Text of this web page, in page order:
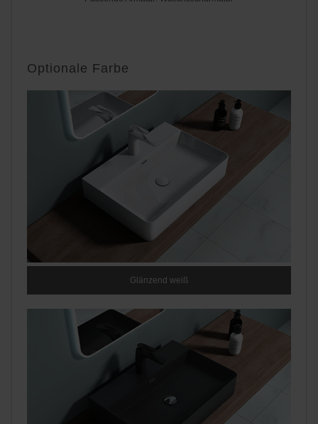
Optionale Farbe
Glänzend weiß